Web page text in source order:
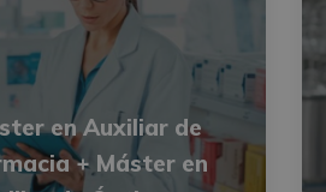
en Auxiliar de
+ Máster en